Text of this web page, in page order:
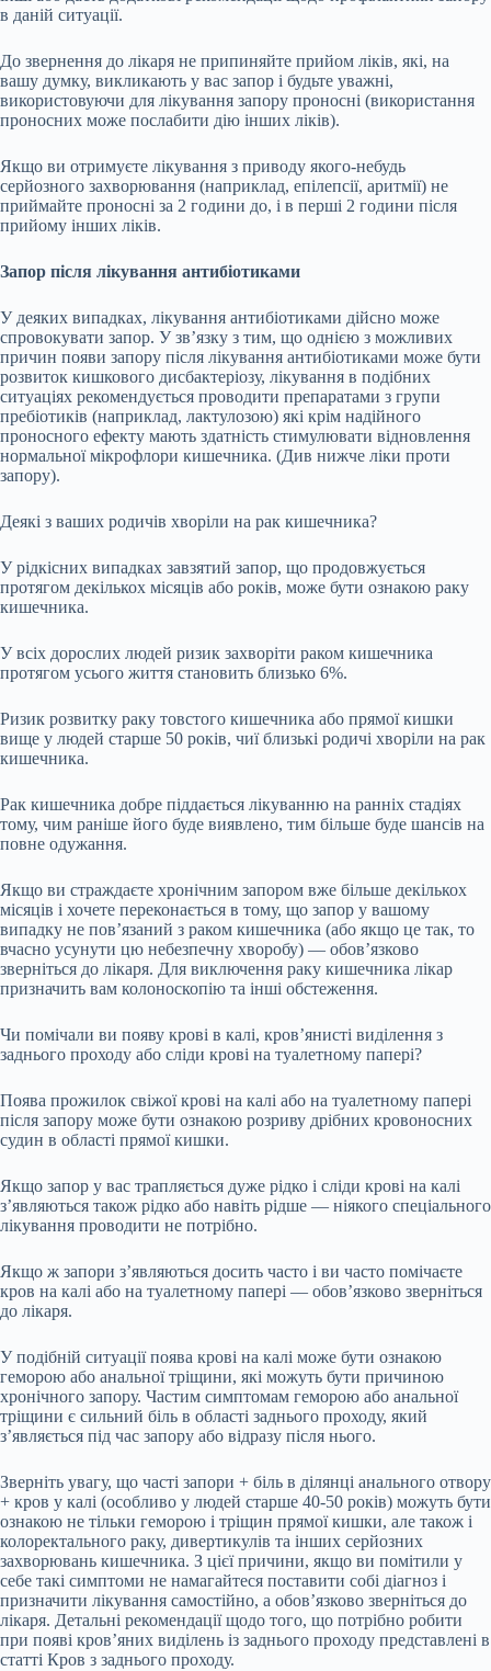
в даній ситуації.
До звернення до лікаря не припиняйте прийом ліків, які, на
вашу думку, викликають у вас запор і будьте уважні,
використовуючи для лікування запору проносні (використання
проносних може послабити дію інших ліків).
Якщо ви отримуєте лікування з приводу якого-небудь
серйозного захворювання (наприклад, епілепсії, аритмії) не
приймайте проносні за 2 години до, і в перші 2 години після
прийому інших ліків.
Запор після лікування антибіотиками
У деяких випадках, лікування антибіотиками дійсно може
спровокувати запор. У зв’язку з тим, що однією з можливих
причин появи запору після лікування антибіотиками може бути
розвиток кишкового дисбактеріозу, лікування в подібних
ситуаціях рекомендується проводити препаратами з групи
пребіотиків (наприклад, лактулозою) які крім надійного
проносного ефекту мають здатність стимулювати відновлення
нормальної мікрофлори кишечника. (Див нижче ліки проти
запору).
Деякі з ваших родичів хворіли на рак кишечника?
У рідкісних випадках завзятий запор, що продовжується
протягом декількох місяців або років, може бути ознакою раку
кишечника.
У всіх дорослих людей ризик захворіти раком кишечника
протягом усього життя становить близько 6%.
Ризик розвитку раку товстого кишечника або прямої кишки
вище у людей старше 50 років, чиї близькі родичі хворіли на рак
кишечника.
Рак кишечника добре піддається лікуванню на ранніх стадіях
тому, чим раніше його буде виявлено, тим більше буде шансів на
повне одужання.
Якщо ви страждаєте хронічним запором вже більше декількох
місяців і хочете переконається в тому, що запор у вашому
випадку не пов’язаний з раком кишечника (або якщо це так, то
вчасно усунути цю небезпечну хворобу) — обов’язково
зверніться до лікаря. Для виключення раку кишечника лікар
призначить вам колоноскопію та інші обстеження.
Чи помічали ви появу крові в калі, кров’янисті виділення з
заднього проходу або сліди крові на туалетному папері?
Поява прожилок свіжої крові на калі або на туалетному папері
після запору може бути ознакою розриву дрібних кровоносних
судин в області прямої кишки.
Якщо запор у вас трапляється дуже рідко і сліди крові на калі
з’являються також рідко або навіть рідше — ніякого спеціального
лікування проводити не потрібно.
Якщо ж запори з’являються досить часто і ви часто помічаєте
кров на калі або на туалетному папері — обов’язково зверніться
до лікаря.
У подібній ситуації поява крові на калі може бути ознакою
геморою або анальної тріщини, які можуть бути причиною
хронічного запору. Частим симптомам геморою або анальної
тріщини є сильний біль в області заднього проходу, який
з’являється під час запору або відразу після нього.
Зверніть увагу, що часті запори + біль в ділянці анального отвору
+ кров у калі (особливо у людей старше 40-50 років) можуть бути
ознакою не тільки геморою і тріщин прямої кишки, але також і
колоректального раку, дивертикулів та інших серйозних
захворювань кишечника. З цієї причини, якщо ви помітили у
себе такі симптоми не намагайтеся поставити собі діагноз і
призначити лікування самостійно, а обов’язково зверніться до
лікаря. Детальні рекомендації щодо того, що потрібно робити
при появі кров’яних виділень із заднього проходу представлені в
статті Кров з заднього проходу.